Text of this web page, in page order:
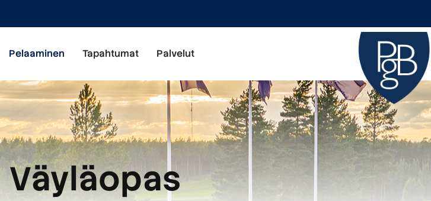
Pelaaminen Tapahtumat Palvelut
Väyläopas